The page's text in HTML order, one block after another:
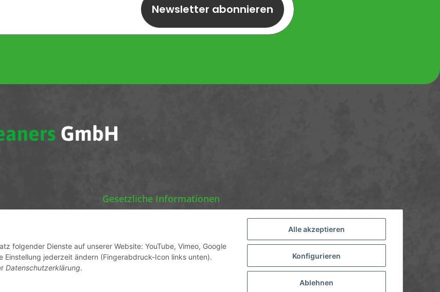
Alle akzeptieren
Konfigurieren
Ablehnen
folgender Dienste auf unserer Website: YouTube, Vimeo, Google
Einstellung jederzeit ändern (Fingerabdruck-Icon links unten).
Datenschutzerklärung.
Newsletter abonnieren
Gesetzliche Informationen
AGB
Sitemap